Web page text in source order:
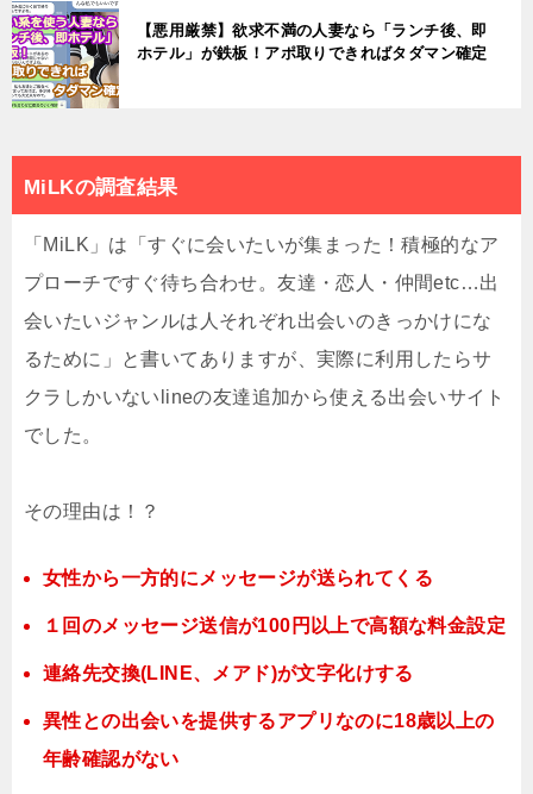
【悪用厳禁】欲求不満の人妻なら「ランチ後、即
ホテル」が鉄板！アポ取りできればタダマン確定
MiLKの調査結果
「MiLK」は「すぐに会いたいが集まった！積極的なア
プローチですぐ待ち合わせ。友達・恋人・仲間etc…出
会いたいジャンルは人それぞれ出会いのきっかけにな
るために」と書いてありますが、実際に利用したらサ
クラしかいないlineの友達追加から使える出会いサイト
でした。
その理由は！？
女性から一方的にメッセージが送られてくる
１回のメッセージ送信が100円以上で高額な料金設定
連絡先交換(LINE、メアド)が文字化けする
異性との出会いを提供するアプリなのに18歳以上の
年齢確認がない